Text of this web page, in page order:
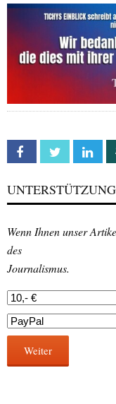
Facebook Twitter
UNTERSTÜTZUNG
Wenn Ihnen unser
des
Journalismus.
Weiter